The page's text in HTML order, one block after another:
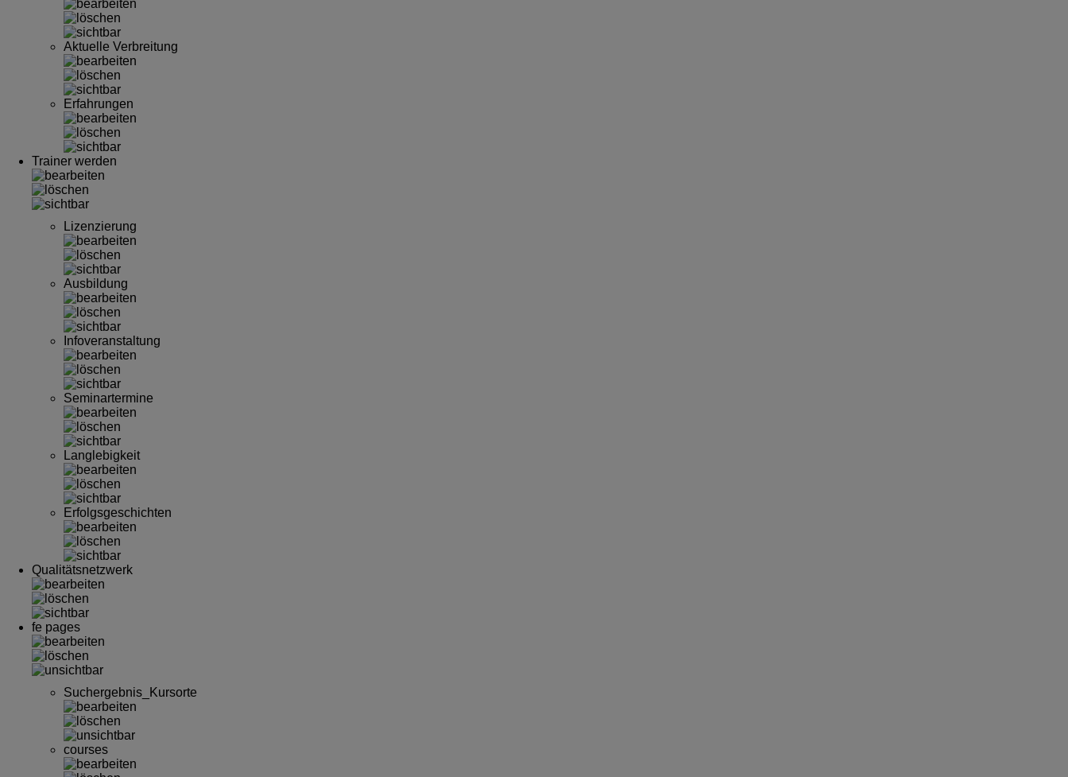
Aktuelle Verbreitung
Erfahrungen
Trainer werden
Lizenzierung
Ausbildung
Infoveranstaltung
Seminartermine
Langlebigkeit
Erfolgsgeschichten
Qualitätsnetzwerk
fe pages
Suchergebnis_Kursorte
courses